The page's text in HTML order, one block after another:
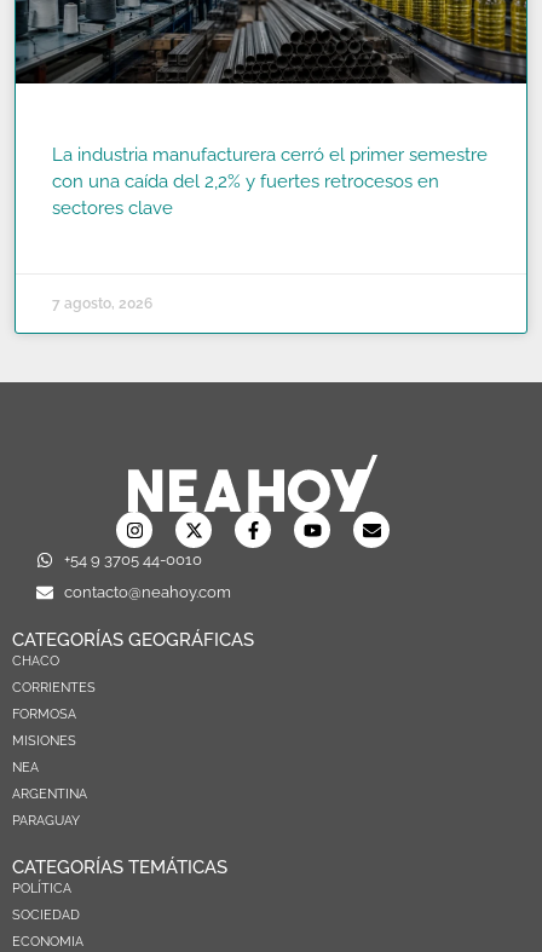
La industria manufacturera cerró el primer semestre
con una caída del 2,2% y fuertes retrocesos en
sectores clave
7 agosto, 2026
+54 9 3705 44-0010
contacto@neahoy.com
CATEGORÍAS GEOGRÁFICAS
CHACO
CORRIENTES
FORMOSA
MISIONES
NEA
ARGENTINA
PARAGUAY
CATEGORÍAS TEMÁTICAS
POLÍTICA
SOCIEDAD
ECONOMIA